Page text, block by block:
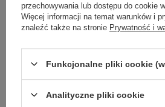
ciśnieniomierza z 2
drenami dla niemowląt
przechowywania lub dostępu do cookie
Więcej informacji na temat warunków i
znaleźć także na stronie Prywatność i
Funkcjonalne pliki cookie
Analityczne pliki cookie